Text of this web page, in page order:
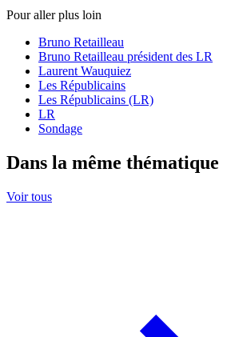
Pour aller plus loin
Bruno Retailleau
Bruno Retailleau président des LR
Laurent Wauquiez
Les Républicains
Les Républicains (LR)
LR
Sondage
Dans la même thématique
Voir tous